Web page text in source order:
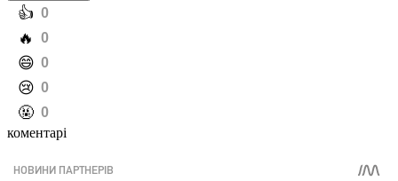
️👍 0
️🔥 0
️😄 0
️😢 0
️🤬 0
коментарі